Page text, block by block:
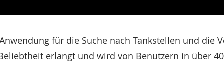
für die Suche nach Tankstellen und die
erlangt und wird von Benutzern in über